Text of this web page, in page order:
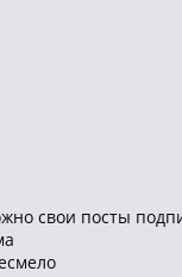
свои посты